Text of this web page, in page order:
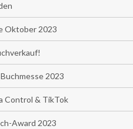
Oktober 2023
2023
Control & TikTok
Award 2023